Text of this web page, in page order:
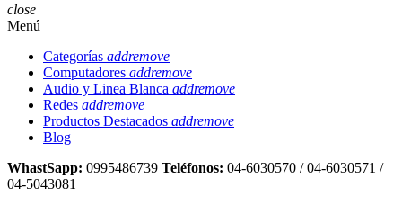
close
Menú
Categorías addremove
Computadores addremove
Audio y Linea Blanca addremove
Redes addremove
Productos Destacados addremove
Blog
WhastSapp: 0995486739 Teléfonos: 04-6030570 / 04-6030571 /
04-5043081